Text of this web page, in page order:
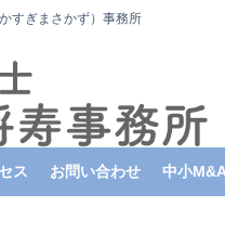
すぎまさかず）事務所
ス お問い合わせ 中小